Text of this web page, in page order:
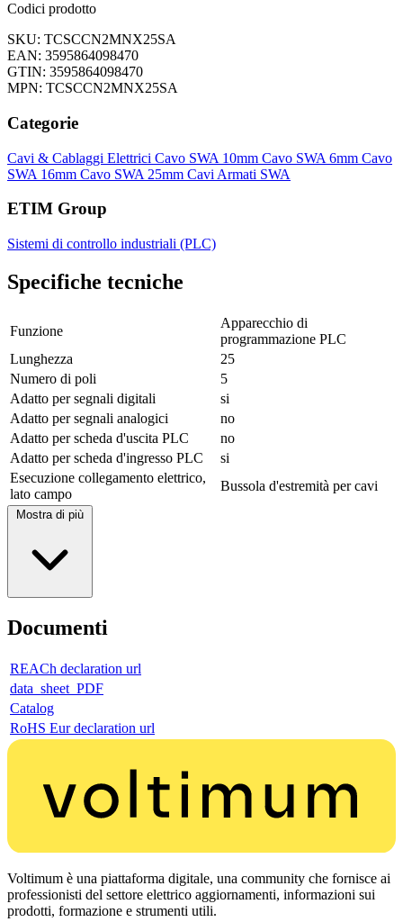
Codici prodotto
SKU: TCSCCN2MNX25SA
EAN: 3595864098470
GTIN: 3595864098470
MPN: TCSCCN2MNX25SA
Categorie
Cavi & Cablaggi Elettrici Cavo SWA 10mm Cavo SWA 6mm Cavo
SWA 16mm Cavo SWA 25mm Cavi Armati SWA
ETIM Group
Sistemi di controllo industriali (PLC)
Specifiche tecniche
Funzione
Apparecchio di
programmazione PLC
Lunghezza
25
Numero di poli
5
Adatto per segnali digitali
si
Adatto per segnali analogici
no
Adatto per scheda d'uscita PLC
no
Adatto per scheda d'ingresso PLC
si
Esecuzione collegamento elettrico,
lato campo
Bussola d'estremità per cavi
Mostra di più
Documenti
REACh declaration url
data_sheet_PDF
Catalog
RoHS Eur declaration url
Voltimum è una piattaforma digitale, una community che fornisce ai
professionisti del settore elettrico aggiornamenti, informazioni sui
prodotti, formazione e strumenti utili.